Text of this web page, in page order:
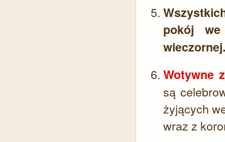
pokój
wieczornej.
Wotywne
są
żyjących
wraz z